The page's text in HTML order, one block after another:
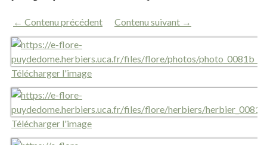
← Contenu précédent Contenu suivant →
Télécharger l'image
Télécharger l'image